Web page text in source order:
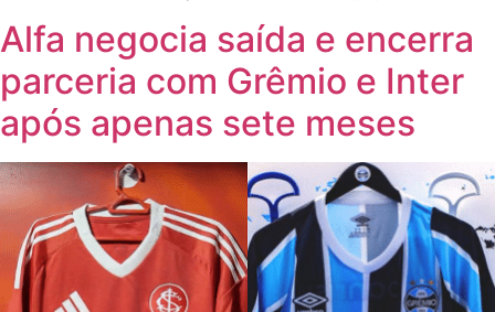
Alfa negocia saída e encerra
parceria com Grêmio e Inter
após apenas sete meses